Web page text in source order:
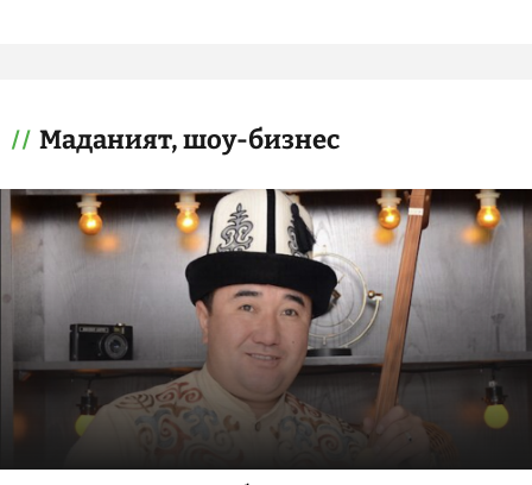
Маданият, шоу-бизнес